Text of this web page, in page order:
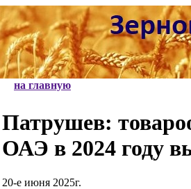
на главную
Патрушев:
ОАЭ в 2024 году
20-е июня 2025г.